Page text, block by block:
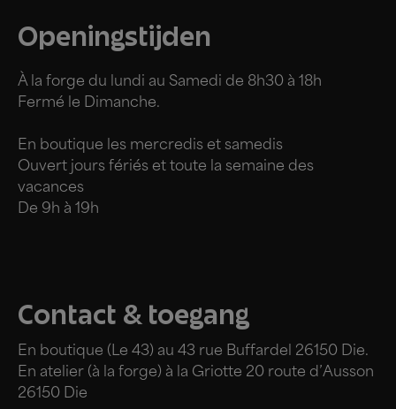
Openingstijden
À la forge du lundi au Samedi de 8h30 à 18h
Fermé le Dimanche.
En boutique les mercredis et samedis
Ouvert jours fériés et toute la semaine des
vacances
De 9h à 19h
Contact & toegang
En boutique (Le 43) au 43 rue Buffardel 26150 Die.
En atelier (à la forge) à la Griotte 20 route d’Ausson
26150 Die